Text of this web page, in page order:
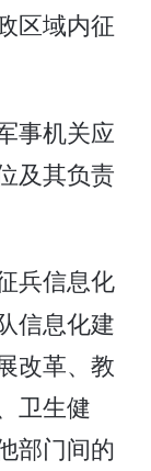
区域内征
事机关应
及其负责
兵信息化
信息化建
改革、教
卫生健
部门间的